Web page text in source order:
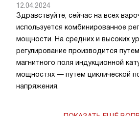
12.04.2024
Здравствуйте, сейчас на всех
используется комбинированное
мощности. На средних и высоких
регулирование производится
магнитного поля индукционной
мощностях — путем циклической
напряжения.